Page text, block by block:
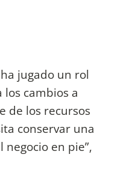
jugado un rol
cambios a
de los recursos
conservar una
en pie”,